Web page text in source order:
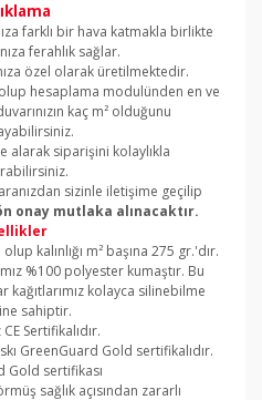
farklı bir hava katmakla birlikte
ferahlık sağlar.
özel olarak üretilmektedir.
olup hesaplama modulünden en ve
kaç m² olduğunu
alarak siparişini kolaylıkla
sizinle iletişime geçilip
onay mutlaka alınacaktır.
kalınlığı m² başına 275 gr.'dır.
%100 polyester kumaştır. Bu
kolayca silinebilme
sahiptir.
Sertifikalıdır.
GreenGuard Gold sertifikalıdır.
Gold sertifikası
sağlık açısından zararlı